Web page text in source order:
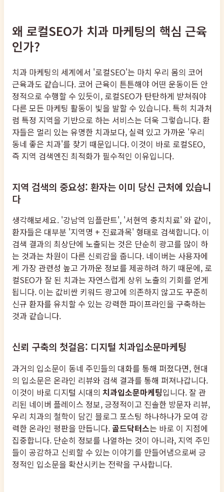
왜 로컬SEO가 치과 마케팅의 핵심 근육
인가?
치과 마케팅의 세계에서 '로컬SEO'는 마치 우리 몸의 코어
근육과도 같습니다. 코어 근육이 튼튼해야 어떤 운동이든 안
정적으로 수행할 수 있듯이, 로컬SEO가 탄탄하게 받쳐줘야
다른 모든 마케팅 활동이 빛을 발할 수 있습니다. 특히 치과처
럼 특정 지역을 기반으로 하는 서비스는 더욱 그렇습니다. 환
자들은 멀리 있는 유명한 치과보다, 실력 있고 가까운 '우리
동네 좋은 치과'를 찾기 때문입니다. 이것이 바로 로컬SEO,
즉 지역 검색엔진 최적화가 필수적인 이유입니다.
지역 검색의 중요성: 환자는 이미 당신 근처에 있습니
다
생각해보세요. '강남역 임플란트', '서현역 충치치료' 와 같이,
환자들은 대부분 '지역명 + 진료과목' 형태로 검색합니다. 이
검색 결과의 최상단에 노출되는 것은 단순히 광고를 많이 하
는 것과는 차원이 다른 신뢰감을 줍니다. 네이버는 사용자에
게 가장 관련성 높고 가까운 정보를 제공하려 하기 때문에, 로
컬SEO가 잘 된 치과는 자연스럽게 상위 노출의 기회를 얻게
됩니다. 이는 값비싼 키워드 광고에 의존하지 않고도 꾸준히
신규 환자를 유치할 수 있는 강력한 파이프라인을 구축하는
것과 같습니다.
신뢰 구축의 첫걸음: 디지털 치과입소문마케팅
과거의 입소문이 동네 주민들의 대화를 통해 퍼졌다면, 현대
의 입소문은 온라인 리뷰와 검색 결과를 통해 퍼져나갑니다.
이것이 바로 디지털 시대의 치과입소문마케팅입니다. 잘 관
리된 네이버 플레이스 정보, 긍정적이고 진솔한 방문자 리뷰,
우리 치과의 철학이 담긴 블로그 포스팅 하나하나가 모여 강
력한 온라인 평판을 만듭니다. 골드닥터스는 바로 이 지점에
집중합니다. 단순히 정보를 나열하는 것이 아니라, 지역 주민
들이 공감하고 신뢰할 수 있는 이야기를 만들어냄으로써 긍
정적인 입소문을 확산시키는 전략을 구사합니다.